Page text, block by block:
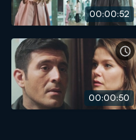
00:00:52
00:00:50